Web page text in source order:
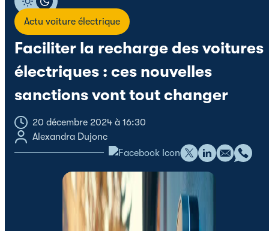
Actu voiture électrique
Faciliter la recharge des voitures
électriques : ces nouvelles
sanctions vont tout changer
20 décembre 2024 à 16:30
Alexandra Dujonc